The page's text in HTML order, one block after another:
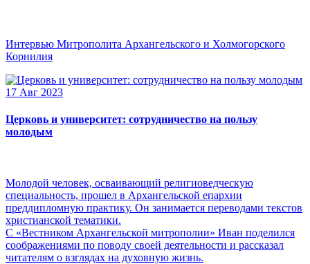
Интервью Митрополита Архангельского и Холмогорского
Корнилия
17 Авг 2023
Церковь и университет: сотрудничество на пользу
молодым
Молодой человек, осваивающий религиоведческую
специальность, прошел в Архангельской епархии
преддипломную практику. Он занимается переводами текстов
христианской тематики.
С «Вестником Архангельской митрополии» Иван поделился
соображениями по поводу своей деятельности и рассказал
читателям о взглядах на духовную жизнь.